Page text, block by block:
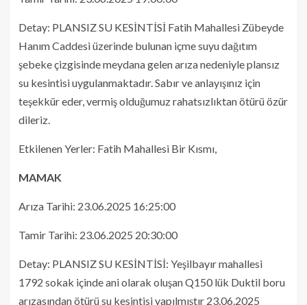
Detay: PLANSIZ SU KESİNTİSİ Fatih Mahallesi Zübeyde
Hanım Caddesi üzerinde bulunan içme suyu dağıtım
şebeke çizgisinde meydana gelen arıza nedeniyle plansız
su kesintisi uygulanmaktadır. Sabır ve anlayışınız için
teşekkür eder, vermiş olduğumuz rahatsızlıktan ötürü özür
dileriz.
Etkilenen Yerler: Fatih Mahallesi Bir Kısmı,
MAMAK
Arıza Tarihi: 23.06.2025 16:25:00
Tamir Tarihi: 23.06.2025 20:30:00
Detay: PLANSIZ SU KESİNTİSİ: Yeşilbayır mahallesi
1792 sokak içinde ani olarak oluşan Q150 lük Duktil boru
arızasından ötürü su kesintisi yapılmıştır 23.06.2025